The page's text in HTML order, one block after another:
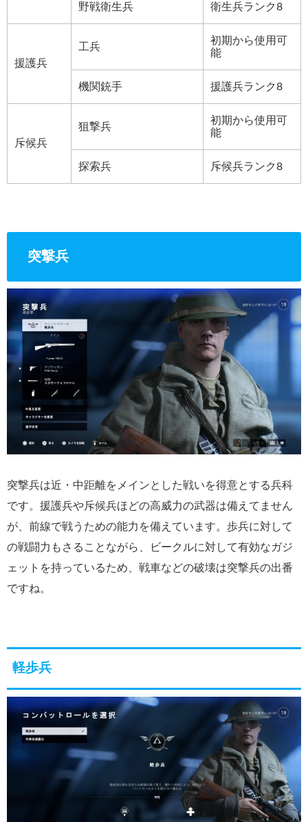
野戦衛生兵 衛生兵ランク8
援護兵
工兵
初期から使用可
能
機関銃手 援護兵ランク8
斥候兵
狙撃兵
初期から使用可
能
探索兵 斥候兵ランク8
突撃兵
突撃兵は近・中距離をメインとした戦いを得意とする兵科
です。援護兵や斥候兵ほどの高威力の武器は備えてません
が、前線で戦うための能力を備えています。歩兵に対して
の戦闘力もさることながら、ビークルに対して有効なガジ
ェットを持っているため、戦車などの破壊は突撃兵の出番
ですね。
軽歩兵